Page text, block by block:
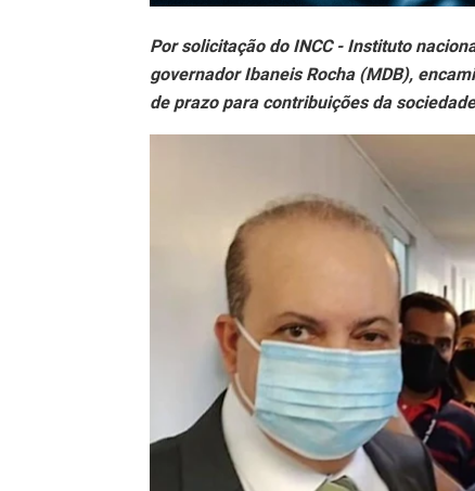
Por solicitação do INCC - Instituto
governador Ibaneis Rocha (MDB),
de prazo para contribuições da sociedade